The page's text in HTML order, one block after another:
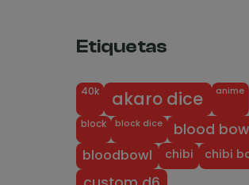
Etiquetas
40k akaro dice anime
block block dice blood
bloodbowl chibi chibi